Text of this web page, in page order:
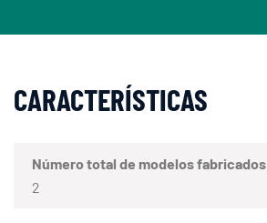
CARACTERÍSTICAS
Número total de modelos fabricados
2